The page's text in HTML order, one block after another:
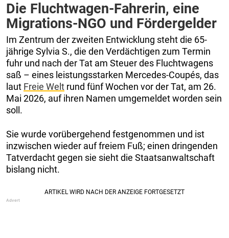
Die Fluchtwagen-Fahrerin, eine
Migrations-NGO und Fördergelder
Im Zentrum der zweiten Entwicklung steht die 65-
jährige Sylvia S., die den Verdächtigen zum Termin
fuhr und nach der Tat am Steuer des Fluchtwagens
saß – eines leistungsstarken Mercedes-Coupés, das
laut Freie Welt rund fünf Wochen vor der Tat, am 26.
Mai 2026, auf ihren Namen umgemeldet worden sein
soll.
Sie wurde vorübergehend festgenommen und ist
inzwischen wieder auf freiem Fuß; einen dringenden
Tatverdacht gegen sie sieht die Staatsanwaltschaft
bislang nicht.